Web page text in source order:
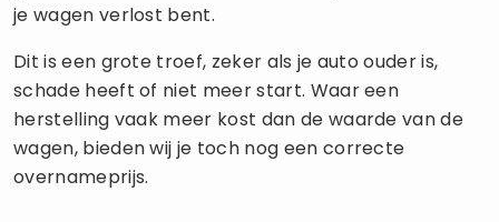
je wagen verlost bent.
Dit is een grote troef, zeker als je auto ouder is,
schade heeft of niet meer start. Waar een
herstelling vaak meer kost dan de waarde van de
wagen, bieden wij je toch nog een correcte
overnameprijs.